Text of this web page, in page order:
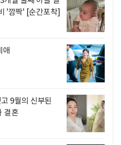
'깜짝' [순간포착]
애
9월의 신부된
결혼